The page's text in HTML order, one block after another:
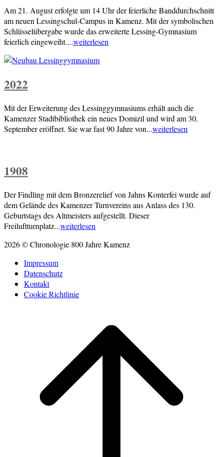
Am 21. August erfolgte um 14 Uhr der feierliche Banddurchschnitt
am neuen Lessingschul-Campus in Kamenz. Mit der symbolischen
Schlüsselübergabe wurde das erweiterte Lessing-Gymnasium
feierlich eingeweiht....weiterlesen
2022
Mit der Erweiterung des Lessinggymnasiums erhält auch die
Kamenzer Stadtbibliothek ein neues Domizil und wird am 30.
September eröffnet. Sie war fast 90 Jahre von...weiterlesen
1908
Der Findling mit dem Bronzerelief von Jahns Konterfei wurde auf
dem Gelände des Kamenzer Turnvereins aus Anlass des 130.
Geburtstags des Altmeisters aufgestellt. Dieser
Freiluftturnplatz...weiterlesen
2026 © Chronologie 800 Jahre Kamenz
Impressum
Datenschutz
Kontakt
Cookie Richtlinie